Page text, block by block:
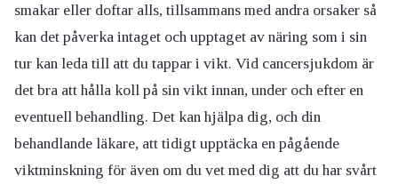
smakar eller doftar alls, tillsammans med andra orsaker så
kan det påverka intaget och upptaget av näring som i sin
tur kan leda till att du tappar i vikt. Vid cancersjukdom är
det bra att hålla koll på sin vikt innan, under och efter en
eventuell behandling. Det kan hjälpa dig, och din
behandlande läkare, att tidigt upptäcka en pågående
viktminskning för även om du vet med dig att du har svårt